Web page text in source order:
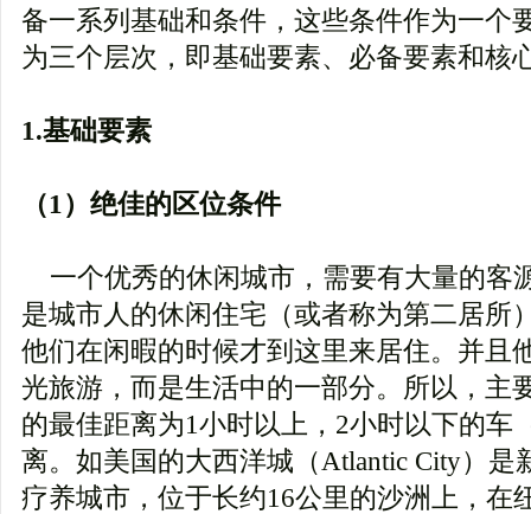
备一系列基础和条件，这些条件作为一个
为三个层次，即基础要素、必备要素和核
1.基础要素
（1）绝佳的区位条件
一个优秀的休闲城市，需要有大量的客
是城市人的休闲住宅（或者称为第二居所
他们在闲暇的时候才到这里来居住。并且
光旅游，而是生活中的一部分。所以，主
的最佳距离为1小时以上，2小时以下的车
离。如美国的大西洋城（Atlantic City）是
疗养城市，位于长约16公里的沙洲上，在